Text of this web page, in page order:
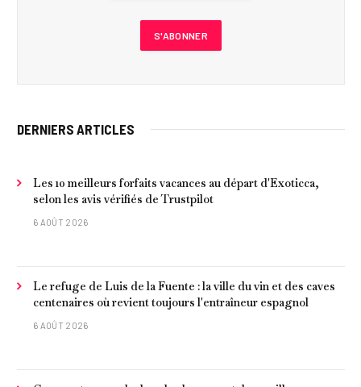
DERNIERS ARTICLES
Les 10 meilleurs forfaits vacances au départ d'Exoticca,
selon les avis vérifiés de Trustpilot
6 AOÛT 2026
Le refuge de Luis de la Fuente : la ville du vin et des caves
centenaires où revient toujours l'entraîneur espagnol
6 AOÛT 2026